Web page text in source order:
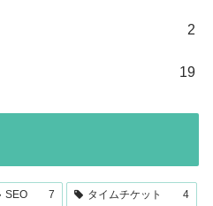
2
19
SEO 7 タイムチケット 4